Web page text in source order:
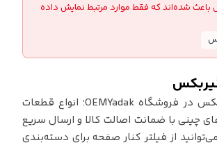
باعث شده‌اند که فقط موارد مرتبط نمایش داده
لوازم یدکی گیربکس در فروشگاه OEMYadak؛ انواع قطعات
چینی با ضمانت اصالت کالا و ارسال سریع
از فیلتر کنار صفحه برای دسته‌بندی